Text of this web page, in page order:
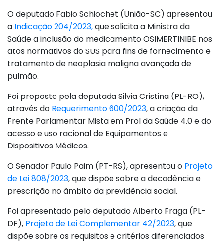
O deputado Fabio Schiochet (União-SC) apresentou
a Indicação 204/2023,que solicita a Ministra da
Saúde a inclusão do medicamento OSIMERTINIBE nos
atos normativos do SUS para fins de fornecimento e
tratamento de neoplasia maligna avançada de
pulmão.
Foi proposto pela deputada Silvia Cristina (PL-RO),
através do Requerimento 600/2023, a criação da
Frente Parlamentar Mista em Prol da Saúde 4.0 e do
acesso e uso racional de Equipamentos e
Dispositivos Médicos.
O Senador Paulo Paim (PT-RS), apresentou o Projeto
de Lei 808/2023, que dispõe sobre a decadência e
prescrição no âmbito da previdência social.
Foi apresentado pelo deputado Alberto Fraga (PL-
DF), Projeto de Lei Complementar 42/2023, que
dispõe sobre os requisitos e critérios diferenciados